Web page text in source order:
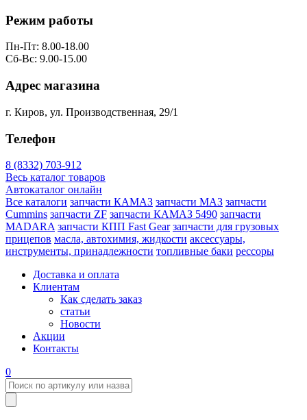
Режим работы
Пн-Пт: 8.00-18.00
Сб-Вс: 9.00-15.00
Адрес магазина
г. Киров, ул. Производственная, 29/1
Телефон
8 (8332) 703-912
Весь каталог товаров
Автокаталог онлайн
Все каталоги запчасти КАМАЗ запчасти МАЗ запчасти
Cummins запчасти ZF запчасти КАМАЗ 5490 запчасти
MADARA запчасти КПП Fast Gear запчасти для грузовых
прицепов масла, автохимия, жидкости аксессуары,
инструменты, принадлежности топливные баки рессоры
Доставка и оплата
Клиентам
Как сделать заказ
статьи
Новости
Акции
Контакты
0